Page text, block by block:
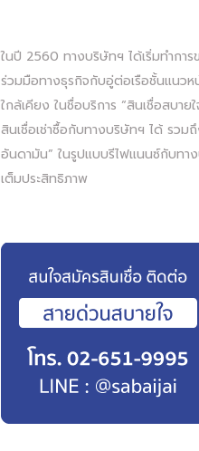
ในปี 2560 ทางบริษัทฯ ได้เริ่มทำกา
ร่วมมือทางธุรกิจกับอู่ต่อเรือชั้นแนวห
ใกล้เคียง ในชื่อบริการ “สินเชื่อสบา
สินเชื่อเช่าซื้อกับทางบริษัทฯ ได้ รวม
อันดามัน” ในรูปแบบรีไฟแนนซ์กับทา
เต็มประสิทธิภาพ